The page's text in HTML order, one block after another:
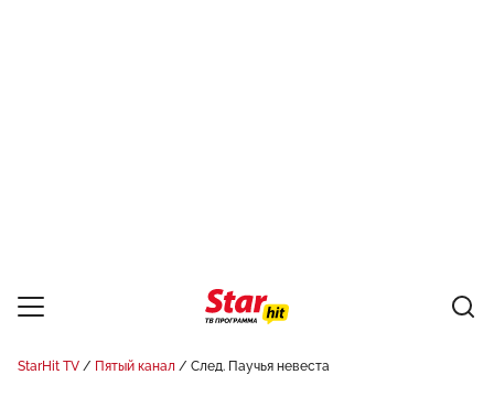
StarHit TV Пятый канал След. Паучья невеста